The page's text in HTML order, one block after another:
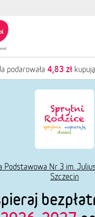
podarowała 4,83 zł
Podstawowa Nr 3 im.
Szczecin